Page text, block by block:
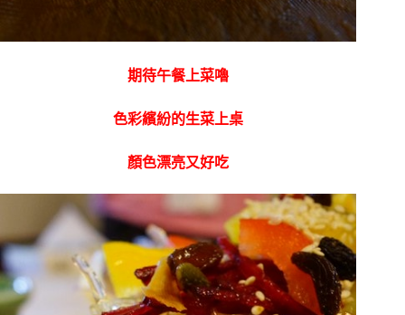
期待午餐上菜嚕
色彩繽紛的生菜上桌
顏色漂亮又好吃